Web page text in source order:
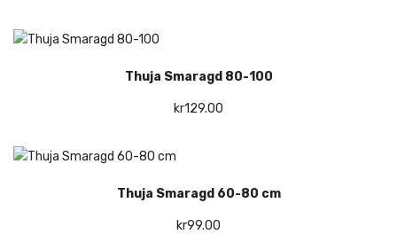
Thuja Smaragd 60-80 cm
kr99.00
Thuja Smaragd 80-100
kr129.00